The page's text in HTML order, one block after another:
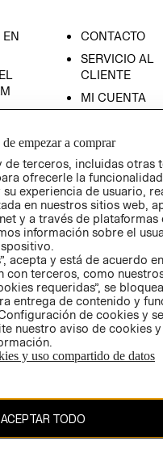
CONTACTO
SERVICIO AL
CLIENTE
MI CUENTA
- RETIRO EN
TIENDA
TÉRMINOS Y
CONDICIONES
AVISO DE
PRIVACIDAD
GIFT CARD
AVISO DE
COOKIES
empezar a comprar
terceros, incluidas otras
ofrecerle la
experiencia de usuario,
en nuestros sitios web,
y a través de plataformas
información sobre el
acepta y está de acuerdo
con terceros, como
requeridas”, se
entrega de contenido y
de cookies y
nuestro aviso de cookies
y uso compartido de datos
ACEPTAR TODO